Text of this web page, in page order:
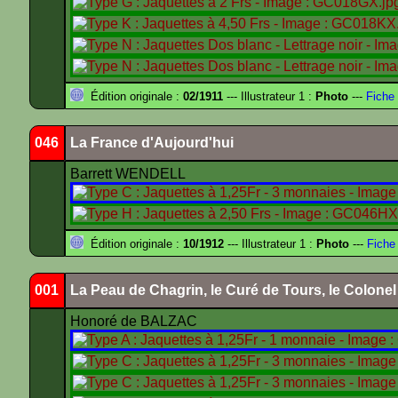
Édition originale : 02/1911 --- Illustrateur 1 : Photo --- Fiche
046 La France d'Aujourd'hui
Barrett WENDELL
Édition originale : 10/1912 --- Illustrateur 1 : Photo ---
001 La Peau de Chagrin, le Curé de Tours, le
Honoré de BALZAC